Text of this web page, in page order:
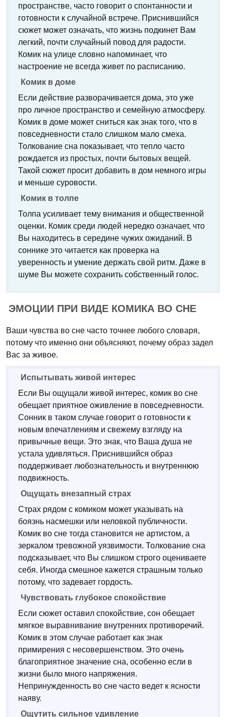
пространстве, часто говорит о спонтанности и
готовности к случайной встрече. Приснившийся
сюжет может означать, что жизнь подкинет Вам
легкий, почти случайный повод для радости.
Комик на улице словно напоминает, что
настроение не всегда живет по расписанию.
Комик в доме
Если действие разворачивается дома, это уже
про личное пространство и семейную атмосферу.
Комик в доме может сниться как знак того, что в
повседневности стало слишком мало смеха.
Толкование сна показывает, что тепло часто
рождается из простых, почти бытовых вещей.
Такой сюжет просит добавить в дом немного игры
и меньше суровости.
Комик в толпе
Толпа усиливает тему внимания и общественной
оценки. Комик среди людей нередко означает, что
Вы находитесь в середине чужих ожиданий. В
соннике это читается как проверка на
уверенность и умение держать свой ритм. Даже в
шуме Вы можете сохранить собственный голос.
ЭМОЦИИ ПРИ ВИДЕ КОМИКА ВО СНЕ
Ваши чувства во сне часто точнее любого словаря,
потому что именно они объясняют, почему образ задел
Вас за живое.
Испытывать живой интерес
Если Вы ощущали живой интерес, комик во сне
обещает приятное оживление в повседневности.
Сонник в таком случае говорит о готовности к
новым впечатлениям и свежему взгляду на
привычные вещи. Это знак, что Ваша душа не
устала удивляться. Приснившийся образ
поддерживает любознательность и внутреннюю
подвижность.
Ощущать внезапный страх
Страх рядом с комиком может указывать на
боязнь насмешки или неловкой публичности.
Комик во сне тогда становится не артистом, а
зеркалом тревожной уязвимости. Толкование сна
подсказывает, что Вы слишком строго оцениваете
себя. Иногда смешное кажется страшным только
потому, что задевает гордость.
Чувствовать глубокое спокойствие
Если сюжет оставил спокойствие, сон обещает
мягкое выравнивание внутренних противоречий.
Комик в этом случае работает как знак
примирения с несовершенством. Это очень
благоприятное значение сна, особенно если в
жизни было много напряжения.
Непринужденность во сне часто ведет к ясности
наяву.
Ощутить сильное удивление